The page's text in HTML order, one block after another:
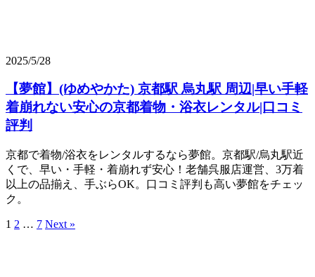
2025/5/28
【夢館】(ゆめやかた) 京都駅 烏丸駅 周辺|早い手軽
着崩れない安心の京都着物・浴衣レンタル|口コミ
評判
京都で着物/浴衣をレンタルするなら夢館。京都駅/烏丸駅近
くで、早い・手軽・着崩れず安心！老舗呉服店運営、3万着
以上の品揃え、手ぶらOK。口コミ評判も高い夢館をチェッ
ク。
1 2 … 7 Next »